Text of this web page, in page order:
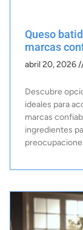
Queso
marcas
abril 20, 2026
Descubre
ideales para
marcas
ingredientes